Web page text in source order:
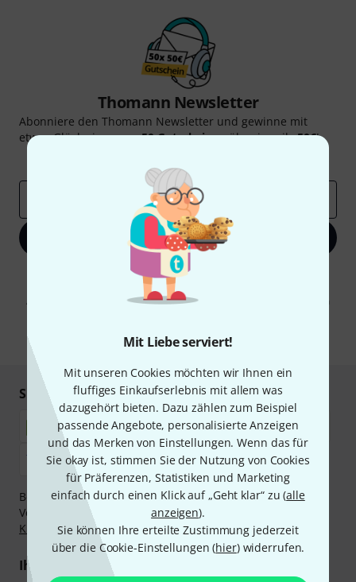
Mit Liebe serviert!
Mit unseren Cookies möchten wir Ihnen ein
fluffiges Einkaufserlebnis mit allem was
dazugehört bieten. Dazu zählen zum Beispiel
passende Angebote, personalisierte Anzeigen
und das Merken von Einstellungen. Wenn das für
Sie okay ist, stimmen Sie der Nutzung von Cookies
für Präferenzen, Statistiken und Marketing
einfach durch einen Klick auf „Geht klar“ zu (alle
anzeigen).
Sie können Ihre erteilte Zustimmung jederzeit
über die Cookie-Einstellungen (hier) widerrufen.
Thomann Newsletter
Abonniere den Thomann Newsletter und gewinne mit
etwas Glück einen von50 Gutscheinenüber jeweils50€!
Jetzt anmelden
Mit Klick auf „Jetzt anmelden“ stimmen Sie dem Erhalt von E-Mail-
Werbung und einer Messung des E-Mail-Nutzungsverhaltens zu. Die
Abmeldung ist jederzeit möglich. Weitere Informationen finden Sie in
* Pflichtfeld
Sicher einkaufen & bezahlen
Bezahlen Sie vertraulich und sicher per Nachnahme,
Vorkasse, PayPal, Amazon Pay,Klarna Sofort bezahlen
Klarna Ratenzahlungoder Kreditkarte.
Ihre Vorteile